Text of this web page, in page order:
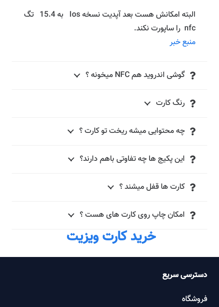
البته امکانش هست بعد آپدیت نسخه Ios به 15.4 تگ
nfc را ساپورت نکند.
منبع خبر
گوشی اندروید هم NFC میخونه ؟
رنگ کارت
چه محتوایی میشه ریخت تو کارت ؟
این پکیج ها چه تفاوتی باهم دارند؟
کارت ها قفل میشند ؟
امکان چاپ روی کارت های هست ؟
خرید کارت ویزیت
دسترسی سریع
فروشگاه